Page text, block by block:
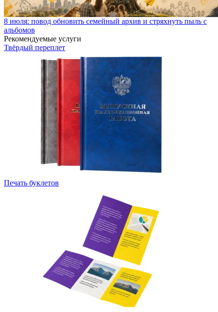
8 июля: повод обновить семейный архив и стряхнуть пыль с
альбомов
Рекомендуемые услуги
Твёрдый переплет
Печать буклетов